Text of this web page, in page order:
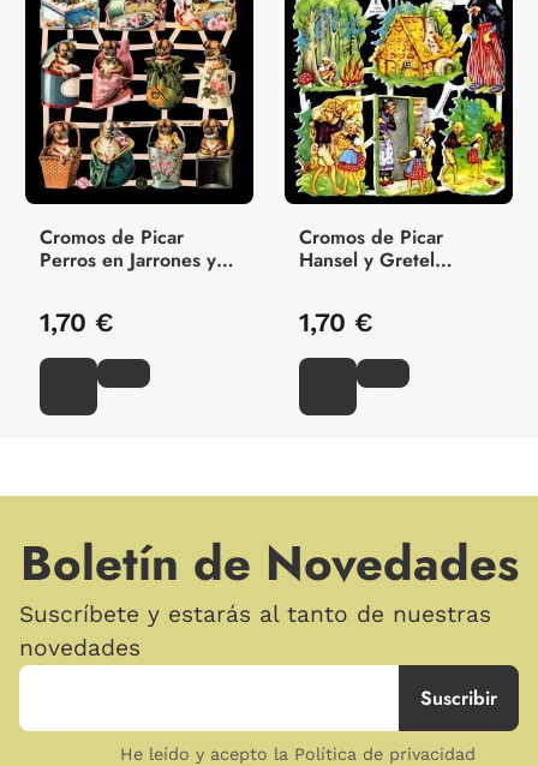
Cromos de Picar
Perros en Jarrones y
1,70 €
Cromos de Picar
Hansel y Gretel
1,70 €
Boletín de Novedades
Suscríbete y estarás al tanto de nuestras
novedades
He leído y acepto la Política de privacidad